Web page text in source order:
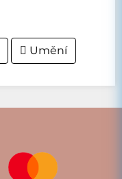
Umění